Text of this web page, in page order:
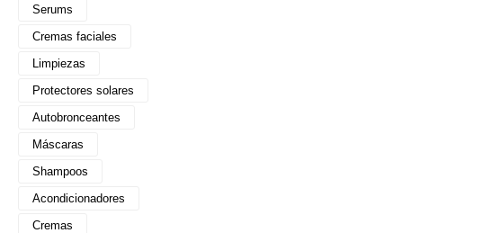
Serums
Cremas faciales
Limpiezas
Protectores solares
Autobronceantes
Máscaras
Shampoos
Acondicionadores
Cremas